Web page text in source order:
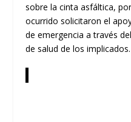
sobre la cinta asfáltica,
ocurrido solicitaron el
de emergencia a través
de salud de los implicados.